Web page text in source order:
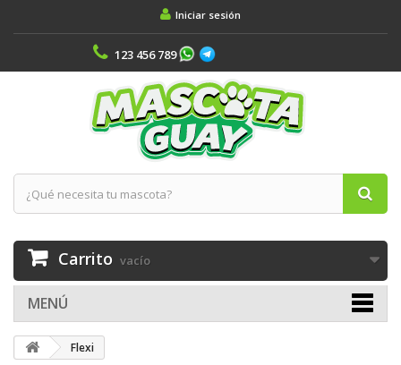
Iniciar sesión
123 456 789
Carrito vacío
MENÚ
Flexi